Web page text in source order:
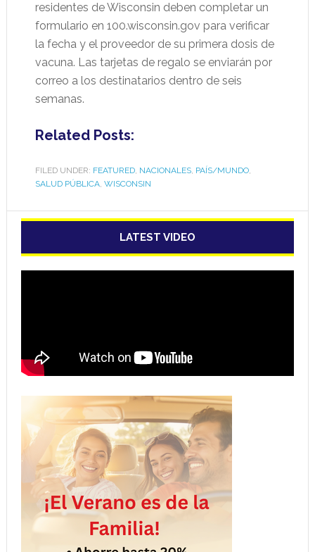
residentes de Wisconsin deben completar un
formulario en 100.wisconsin.gov para verificar
la fecha y el proveedor de su primera dosis de
vacuna. Las tarjetas de regalo se enviarán por
correo a los destinatarios dentro de seis
semanas.
Related Posts:
FILED UNDER: FEATURED, NACIONALES, PAÍS/MUNDO,
SALUD PÚBLICA, WISCONSIN
LATEST VIDEO